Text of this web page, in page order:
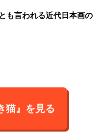
も言われる近代日本画の
猫』を見る